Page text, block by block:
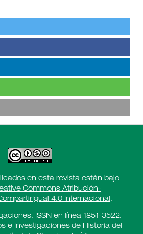
en esta revista están bajo
Commons Atribución-
4.0 Internacional .
ISSN en línea 1851-3522.
e Investigaciones de Historia del